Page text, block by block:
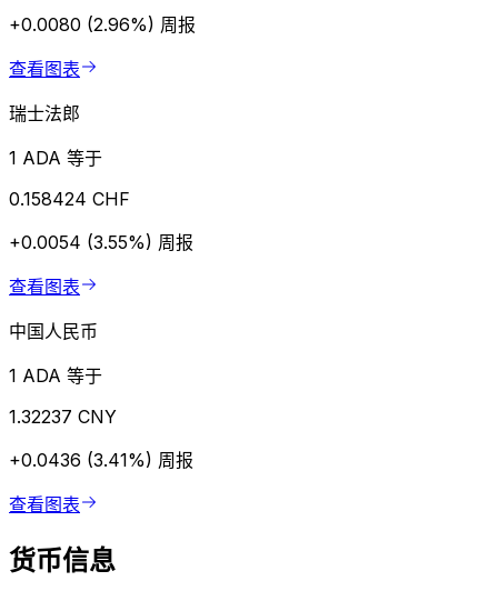
+0.0080 (2.96%) 周报
查看图表
瑞士法郎
1 ADA 等于
0.158424 CHF
+0.0054 (3.55%) 周报
查看图表
中国人民币
1 ADA 等于
1.32237 CNY
+0.0436 (3.41%) 周报
查看图表
货币信息